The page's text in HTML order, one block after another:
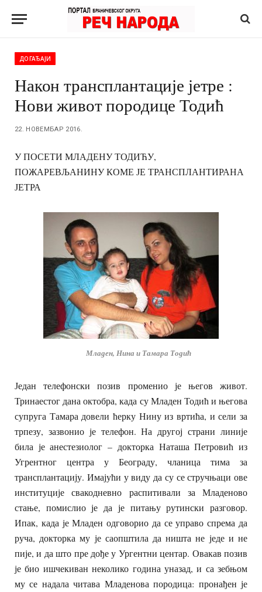
ДОГАЂАЈИ
Након трансплантације јетре :
Нови живот породице Тодић
22. НОВЕМБАР 2016.
У ПОСЕТИ МЛАДЕНУ ТОДИЋУ,
ПОЖАРЕВЉАНИНУ КОМЕ ЈЕ ТРАНСПЛАНТИРАНА
ЈЕТРА
Младен, Нина и Тамара Тодић
Један телефонски позив променио је његов живот.
Тринаестог дана октобра, када су Младен Тодић и његова
супруга Тамара довели ћерку Нину из вртића, и сели за
трпезу, зазвонио је телефон. На другој страни линије
била је анестезиолог – докторка Наташа Петровић из
Угрентног центра у Београду, чланица тима за
трансплантацију. Имајући у виду да су се стручњаци ове
институције свакодневно распитивали за Младеново
стање, помислио је да је питању рутински разговор.
Ипак, када је Младен одговорио да се управо спрема да
руча, докторка му је саопштила да ништа не једе и не
пије, и да што пре дође у Ургентни центар. Овакав позив
је био ишчекиван неколико година уназад, и са зебњом
му се надала читава Младенова породица: пронађен је